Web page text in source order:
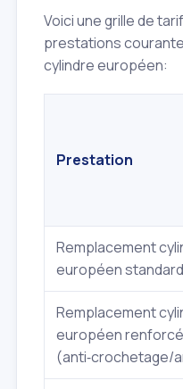
Voici une grille de
prestations
cylindre européen:
Prestation
Remplacement
européen standard
Remplacement
européen renforcé
(anti‑crochetage/